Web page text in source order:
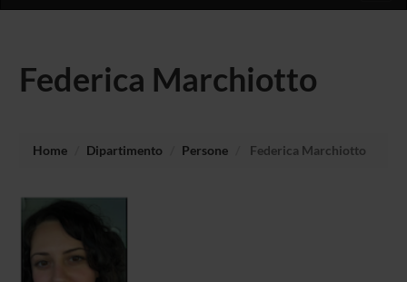
Federica Marchiotto
Home Dipartimento Persone Federica Marchiotto